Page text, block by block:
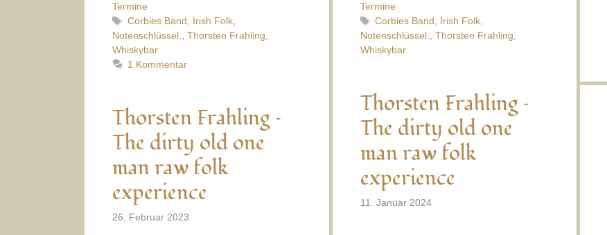
Termine
Schlagwörter
Corbies Band, Irish Folk,
Notenschlüssel., Thorsten Frahling,
Whiskybar
1 Kommentar
Termine
Schlagwörter
Corbies Band, Irish Folk,
Notenschlüssel., Thorsten Frahling,
Whiskybar
Thorsten Frahling –
The dirty old one
man raw folk
experience
11. Januar 2024
Thorsten Frahling –
The dirty old one
man raw folk
experience
26. Februar 2023